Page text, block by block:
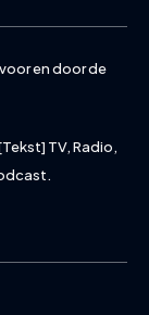
en door de
TV, Radio,